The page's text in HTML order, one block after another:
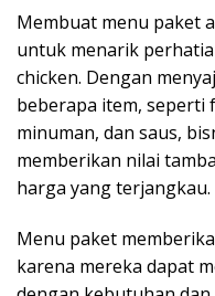
Membuat menu paket
untuk menarik
chicken. Dengan
beberapa item, seperti
minuman, dan saus,
memberikan nilai
harga yang terjangkau.
Menu paket
karena mereka dapat